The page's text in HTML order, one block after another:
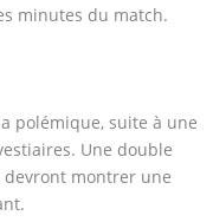
minutes du match.
polémique, suite à une
Une double
devront montrer une